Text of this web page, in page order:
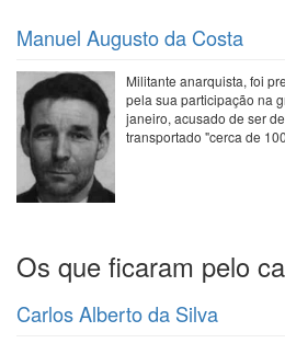
Manuel Augusto da Costa
Militante anarquista, foi
pela sua participação na
janeiro, acusado de ser
transportado "cerca de
Paginação
Os que ficaram pelo
Carlos Alberto da Silva